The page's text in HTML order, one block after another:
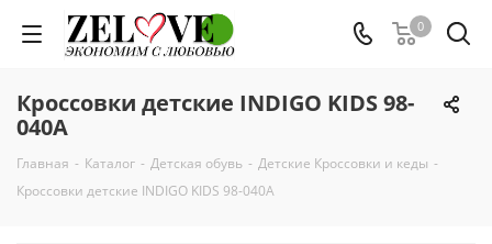
0
Кроссовки детские INDIGO KIDS 98-
040A
Главная - Каталог - Детская обувь - Детские Кроссовки и кеды -
Кроссовки детские INDIGO KIDS 98-040A